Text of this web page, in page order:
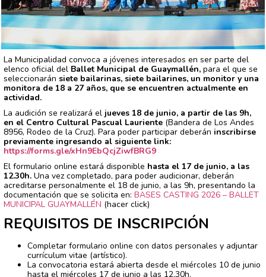
La Municipalidad convoca a jóvenes interesados en ser parte del
elenco oficial del Ballet Municipal de Guaymallén, para el que se
seleccionarán siete bailarinas, siete bailarines, un monitor y una
monitora de 18 a 27 años, que se encuentren actualmente en
actividad.
La audición se realizará el jueves 18 de junio, a partir de las 9h,
en el Centro Cultural Pascual Lauriente (Bandera de Los Andes
8956, Rodeo de la Cruz). Para poder participar deberán inscribirse
previamente ingresando al siguiente link:
https://forms.gle/xHn9EbQcjZiwfBRG9
El formulario online estará disponible hasta el 17 de junio, a las
12.30h. Una vez completado, para poder audicionar, deberán
acreditarse personalmente el 18 de junio, a las 9h, presentando la
documentación que se solicita en: BASES CASTING 2026 – BALLET
MUNICIPAL GUAYMALLÉN (hacer click)
REQUISITOS DE INSCRIPCIÓN
Completar formulario online con datos personales y adjuntar
currículum vitae (artístico).
La convocatoria estará abierta desde el miércoles 10 de junio
hasta el miércoles 17 de junio a las 12.30h.